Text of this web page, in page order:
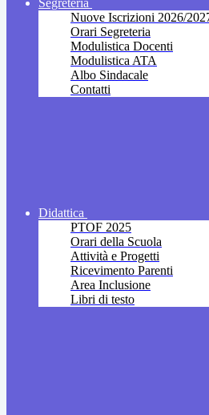
Segreteria
Nuove Iscrizioni 2026/
Orari Segreteria
Modulistica Docenti
Modulistica ATA
Albo Sindacale
Contatti
Didattica
PTOF 2025
Orari della Scuola
Attività e Progetti
Ricevimento Parenti
Area Inclusione
Libri di testo